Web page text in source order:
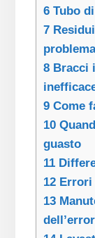
6Tubo
7Residui
8Bracci
9Come
10
guasto
11
12Errori
13